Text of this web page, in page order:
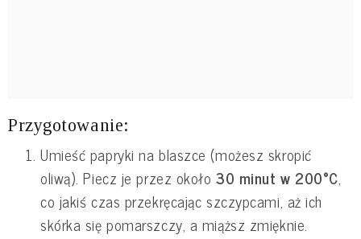
Przygotowanie:
Umieść papryki na blaszce (możesz skropić
oliwą). Piecz je przez około 30 minut w 200°C,
co jakiś czas przekręcając szczypcami, aż ich
skórka się pomarszczy, a miąższ zmięknie.